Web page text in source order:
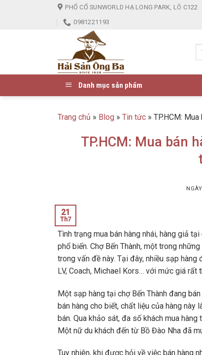
PHỐ CỔ SUNWORLD HẠ LONG PARK, LÔ C122
0981221193
Danh mục sản phẩm
Trang chủ » Blog » Tin tức » TP.HCM:
TP.HCM: Mua bán
21
Th7
Tình trạng mua bán hàng nhái, hàng giả
phổ biến. Chợ Bến Thành, một trong
trong vấn đề này. Tại đây, nhiều sạp
LV, Coach, Michael Kors… với mức giá
Một sạp hàng tại chợ Bến Thành đang
bán hàng cho biết, chất liệu của hàng này
bán. Qua khảo sát, đa số khách mua
Một nữ du khách đến từ Bồ Đào Nha đã
Tuy nhiên, khi được hỏi về việc bán hàng